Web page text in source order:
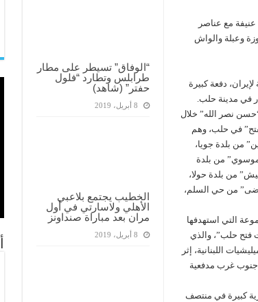
“الوفاق” تسيطر على مطار
طرابلس وتطارد “فلول
حفتر” (شاهد)
8 أبريل، 2019
الخطيب يجتمع بلاعبي
الأهلي ولاسارتي في أول
مران بعد مباراة صنداونز
8 أبريل، 2019
مع عناصر
وعبلة والواش
دفعة كبيرة
في مدينة حلب.
من ميليشيات “حسن نصر الله” خلال
في حلب، وهم
من بلدة جويا،
من بلدة
من بلدة حولا،
من حي السلم،
التي استهدفها
حلب”، والذي
اللبنانية، إثر
جنوب غرب مدفعية
كبيرة في منتصف